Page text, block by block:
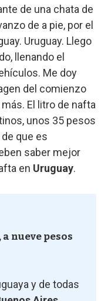
de una chata de
de a pie, por el
Uruguay. Llego
llenando el
Me doy
del comienzo
El litro de nafta
unos 35 pesos
que es
saber mejor
en Uruguay.
nueve pesos
y de todas